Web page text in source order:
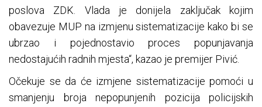
poslova ZDK. Vlada je donijela zaključak kojim
obavezuje MUP na izmjenu sistematizacije kako bi se
ubrzao i pojednostavio proces popunjavanja
nedostajućih radnih mjesta“, kazao je premijer Pivić.
Očekuje se da će izmjene sistematizacije pomoći u
smanjenju broja nepopunjenih pozicija policijskih